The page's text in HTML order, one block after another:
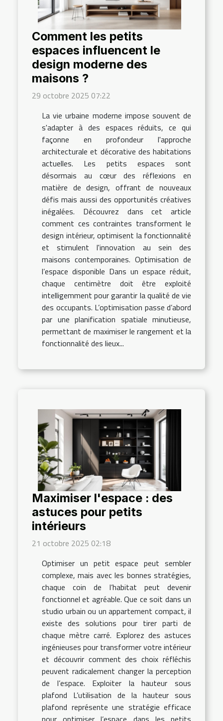
Comment les petits
espaces influencent le
design moderne des
maisons ?
29 octobre 2025 07:22
La vie urbaine moderne impose souvent de
s'adapter à des espaces réduits, ce qui
façonne en profondeur l'approche
architecturale et décorative des habitations
actuelles. Les petits espaces sont
désormais au cœur des réflexions en
matière de design, offrant de nouveaux
défis mais aussi des opportunités créatives
inégalées. Découvrez dans cet article
comment ces contraintes transforment le
design intérieur, optimisent la fonctionnalité
et stimulent l'innovation au sein des
maisons contemporaines. Optimisation de
l’espace disponible Dans un espace réduit,
chaque centimètre doit être exploité
intelligemment pour garantir la qualité de vie
des occupants. L’optimisation passe d’abord
par une planification spatiale minutieuse,
permettant de maximiser le rangement et la
fonctionnalité des lieux...
Maximiser l'espace : des
astuces pour petits
intérieurs
21 octobre 2025 02:18
Optimiser un petit espace peut sembler
complexe, mais avec les bonnes stratégies,
chaque coin de l’habitat peut devenir
fonctionnel et agréable. Que ce soit dans un
studio urbain ou un appartement compact, il
existe des solutions pour tirer parti de
chaque mètre carré. Explorez des astuces
ingénieuses pour transformer votre intérieur
et découvrir comment des choix réfléchis
peuvent radicalement changer la perception
de l’espace. Exploiter la hauteur sous
plafond L’utilisation de la hauteur sous
plafond représente une stratégie efficace